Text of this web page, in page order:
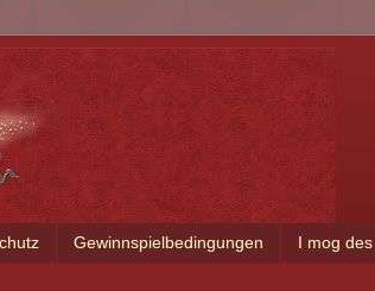
Gewinnspielbedingungen I mog